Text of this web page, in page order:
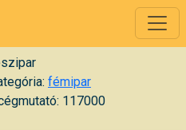
fémipar
117000